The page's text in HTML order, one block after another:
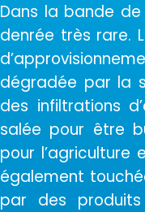
Dans la bande
denrée très rare.
dégradée par la
des infiltrations
salée pour être
pour l’agriculture
également
par des